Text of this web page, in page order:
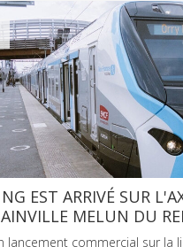
NG EST ARRIVÉ SUR
MELUN DU
lancement commercial sur la